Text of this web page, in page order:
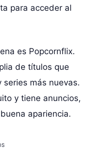
para acceder al
es Popcornflix.
de títulos que
series más nuevas.
y tiene anuncios,
apariencia.